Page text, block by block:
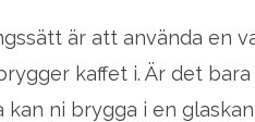
är att använda en
kaffet i. Är det
kan ni brygga i en